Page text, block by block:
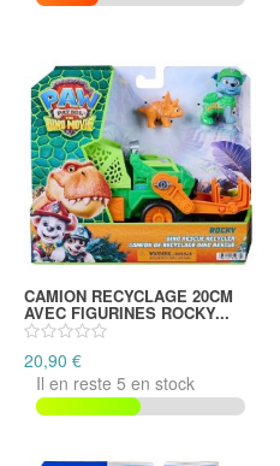
CAMION RECYCLAGE 20CM
AVEC FIGURINES ROCKY...
20,90 €
Il en reste 5 en stock